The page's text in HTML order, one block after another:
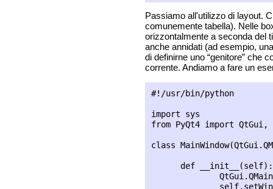
Passiamo all'utilizzo di layout.
comunemente tabella). Nelle
orizzontalmente a seconda del
anche annidati (ad esempio,
di definirne uno “genitore” che
corrente. Andiamo a fare un
#!/usr/bin/python
import sys
from PyQt4 import QtGui,
class
      def __init__(self):